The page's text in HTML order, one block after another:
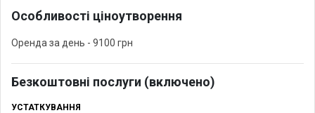
Особливості ціноутворення
Оренда за день - 9100 грн
Безкоштовні послуги (включено)
УСТАТКУВАННЯ